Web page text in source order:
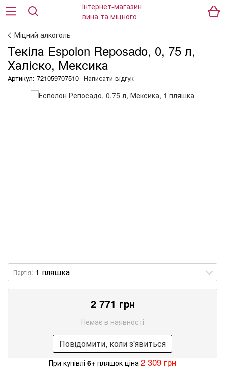
Міцний алкоголь
Текіла Espolon Reposado, 0, 75 л,
Халіско, Мексика
Артикул: 721059707510 Написати відгук
Партія:
2 771 грн
Немає в наявності
Повідомити, коли з'явиться
При купівлі 6+ пляшок ціна 2 309 грн